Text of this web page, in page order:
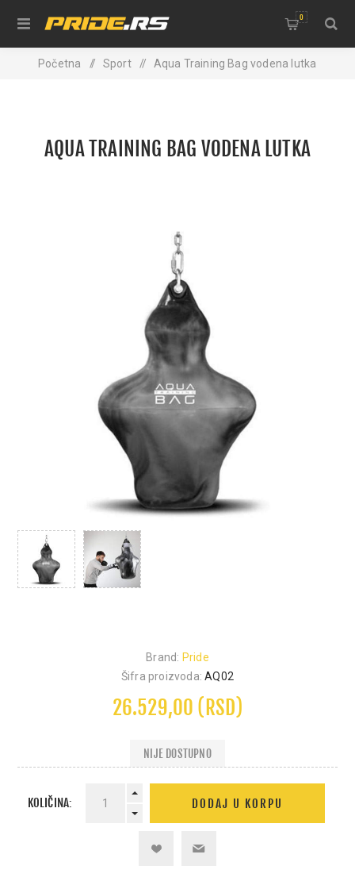
0
Početna / Sport / Aqua Training Bag vodena lutka
AQUA TRAINING BAG VODENA LUTKA
Brand: Pride
Šifra proizvoda: AQ02
26.529,00 (RSD)
NIJE DOSTUPNO
KOLIČINA: